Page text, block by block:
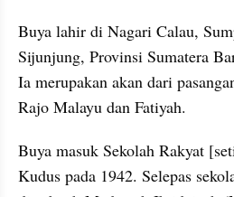
Buya lahir di Nagari Calau,
Sijunjung, Provinsi Sumatera
Ia merupakan akan dari
Rajo Malayu dan Fatiyah.
Buya masuk Sekolah Rakyat
Kudus pada 1942. Selepas